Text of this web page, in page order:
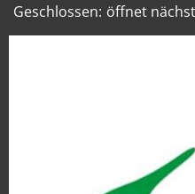
Klicken, um weitere
Geschlossen: öffnet